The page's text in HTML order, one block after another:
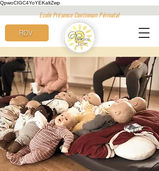
QpwoCIGC4YoYEKaltZwp
Ecole Présence Continnum Périnatal
RDV